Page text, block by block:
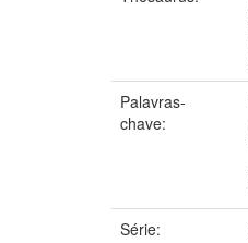
Palavras-
chave:
Série: